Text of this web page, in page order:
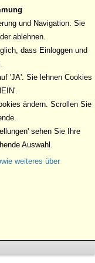
MENU
und Navigation. Sie
ablehnen.
dass Einloggen und
'JA'. Sie lehnen Cookies
ändern. Scrollen Sie
sehen Sie Ihre
Auswahl.
weiteres über